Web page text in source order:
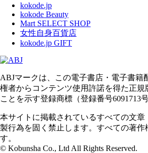
kokode.jp
kokode Beauty
Mart SELECT SHOP
女性自身百貨店
kokode.jp GIFT
ABJマークは、この電子書店・電子書籍
権者からコンテンツ使用許諾を得た正規
ことを示す登録商標（登録番号6091713
本サイトに掲載されているすべての文章
製行為を固く禁止します。すべての著作
す。
© Kobunsha Co., Ltd All Rights Reserved.